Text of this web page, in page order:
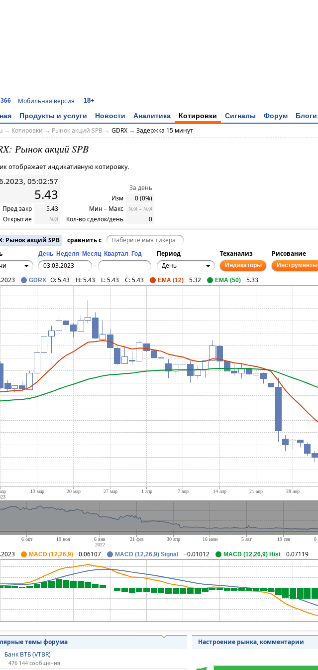
Мобильная версия 18+
Продукты и услуги Новости Аналитика Котировки Сигналы Форум Блоги
→ Котировки → Рынок акций SPB → GDRX → Задержка 15 минут
Рынок акций SPB
отображает индикативную котировку.
05:02:57
5.43
Пред закр
5.43
Открытие
N/A
За день
Изм
0 (0%)
Мин – Макс
N/A – N/A
Кол-во сделок/день 0
Рынок акций SPB
сравнить с
День Неделя Месяц Квартал Год Период Теханализ Рисование
– День Индикаторы Инструменты
GDRX O:5.43 H:5.43 L:5.43 C:5.43 EMA (12) 5.32 EMA (50) 5.33
MACD (12,26,9) 0.06107 MACD (12,26,9) Signal −0.01012 MACD (12,26,9) Hist 0.07119
темы форума
Банк ВТБ (VTBR)
476 144 сообщения
Настроение рынка, комментарии